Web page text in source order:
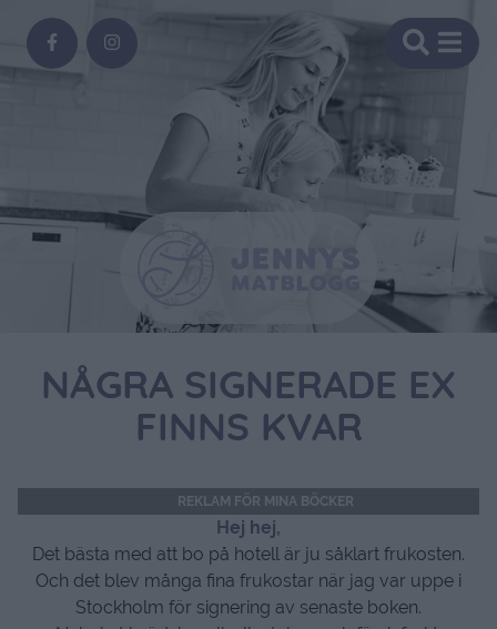
NÅGRA SIGNERADE EX
FINNS KVAR
REKLAM FÖR MINA BÖCKER
Hej hej,
Det bästa med att bo på hotell är ju såklart frukosten.
Och det blev många fina frukostar när jag var uppe i
Stockholm för signering av senaste boken.